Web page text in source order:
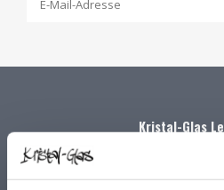
Kristal-Glas
Kristal-Glas ist der Online-Shop für
Leerdam. Sie können uns auch in